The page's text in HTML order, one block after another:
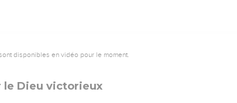
disponibles en vidéo pour le moment.
le Dieu victorieux